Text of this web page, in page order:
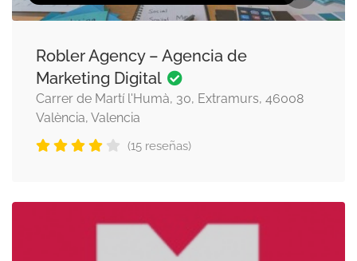
Robler Agency – Agencia de
Marketing Digital
Carrer de Martí l'Humà, 30, Extramurs, 46008
València, Valencia
(15 reseñas)